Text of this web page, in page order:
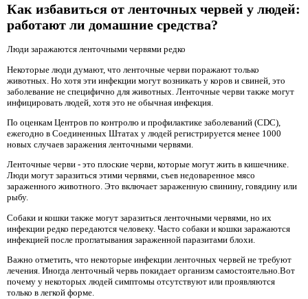
Как избавиться от ленточных червей у людей:
работают ли домашние средства?
Люди заражаются ленточными червями редко
Некоторые люди думают, что ленточные черви поражают только
животных. Но хотя эти инфекции могут возникать у коров и свиней, это
заболевание не специфично для животных. Ленточные черви также могут
инфицировать людей, хотя это не обычная инфекция.
По оценкам Центров по контролю и профилактике заболеваний (CDC),
ежегодно в Соединенных Штатах у людей регистрируется менее 1000
новых случаев заражения ленточными червями.
Ленточные черви - это плоские черви, которые могут жить в кишечнике.
Люди могут заразиться этими червями, съев недоваренное мясо
зараженного животного. Это включает зараженную свинину, говядину или
рыбу.
Собаки и кошки также могут заразиться ленточными червями, но их
инфекции редко передаются человеку. Часто собаки и кошки заражаются
инфекцией после проглатывания зараженной паразитами блохи.
Важно отметить, что некоторые инфекции ленточных червей не требуют
лечения. Иногда ленточный червь покидает организм самостоятельно.Вот
почему у некоторых людей симптомы отсутствуют или проявляются
только в легкой форме.